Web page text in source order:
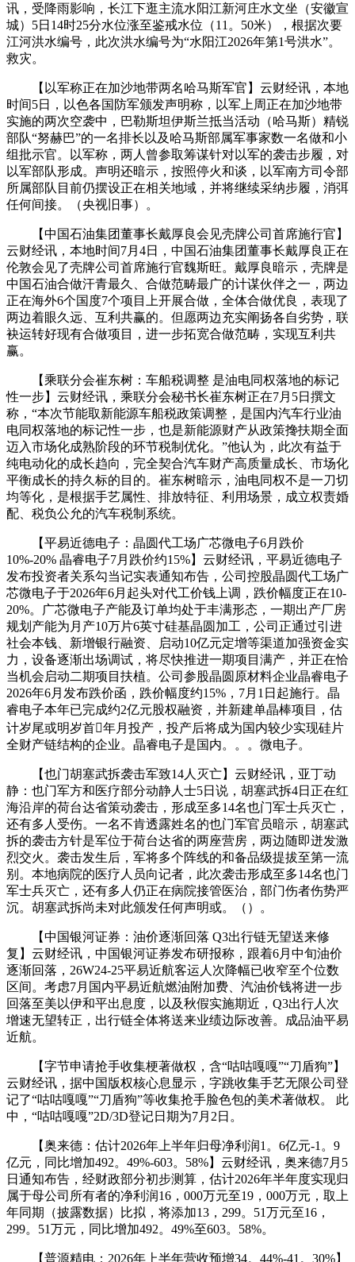
讯，受降雨影响，长江下逛主流水阳江新河庄水文坐（安徽宣
城）5日14时25分水位涨至鉴戒水位（11。50米），根据次要
江河洪水编号，此次洪水编号为“水阳江2026年第1号洪水”。
救灾。
【以军称正在加沙地带两名哈马斯军官】云财经讯，本地
时间5日，以色各国防军颁发声明称，以军上周正在加沙地带
实施的两次空袭中，巴勒斯坦伊斯兰抵当活动（哈马斯）精锐
部队“努赫巴”的一名排长以及哈马斯部属军事家数一名做和小
组批示官。以军称，两人曾参取筹谋针对以军的袭击步履，对
以军部队形成。声明还暗示，按照停火和谈，以军南方司令部
所属部队目前仍摆设正在相关地域，并将继续采纳步履，消弭
任何间接。（央视旧事）。
【中国石油集团董事长戴厚良会见壳牌公司首席施行官】
云财经讯，本地时间7月4日，中国石油集团董事长戴厚良正在
伦敦会见了壳牌公司首席施行官魏斯旺。戴厚良暗示，壳牌是
中国石油合做汗青最久、合做范畴最广的计谋伙伴之一，两边
正在海外6个国度7个项目上开展合做，全体合做优良，表现了
两边着眼久远、互利共赢的。但愿两边充实阐扬各自劣势，联
袂运转好现有合做项目，进一步拓宽合做范畴，实现互利共
赢。
【乘联分会崔东树：车船税调整 是油电同权落地的标记
性一步】云财经讯，乘联分会秘书长崔东树正在7月5日撰文
称，“本次节能取新能源车船税政策调整，是国内汽车行业油
电同权落地的标记性一步，也是新能源财产从政策搀扶期全面
迈入市场化成熟阶段的环节税制优化。”他认为，此次有益于
纯电动化的成长趋向，完全契合汽车财产高质量成长、市场化
平衡成长的持久标的目的。崔东树暗示，油电同权不是一刀切
均等化，是根据手艺属性、排放特征、利用场景，成立权责婚
配、税负公允的汽车税制系统。
【平易近德电子：晶圆代工场广芯微电子6月跌价
10%-20% 晶睿电子7月跌价约15%】云财经讯，平易近德电子
发布投资者关系勾当记实表通知布告，公司控股晶圆代工场广
芯微电子于2026年6月起头对代工价钱上调，跌价幅度正在10-
20%。广芯微电子产能及订单均处于丰满形态，一期出产厂房
规划产能为月产10万片6英寸硅基晶圆加工，公司正通过引进
社会本钱、新增银行融资、启动10亿元定增等渠道加强资金实
力，设备逐渐出场调试，将尽快推进一期项目满产，并正在恰
当机会启动二期项目扶植。公司参股晶圆原材料企业晶睿电子
2026年6月发布跌价函，跌价幅度约15%，7月1日起施行。晶
睿电子本年已完成约2亿元股权融资，并新建单晶棒项目，估
计岁尾或明岁首年月投产，投产后将成为国内较少实现硅片
全财产链结构的企业。晶睿电子是国内。。。微电子。
【也门胡塞武拆袭击军致14人灭亡】云财经讯，亚丁动
静：也门军方和医疗部分动静人士5日说，胡塞武拆4日正在红
海沿岸的荷台达省策动袭击，形成至多14名也门军士兵灭亡，
还有多人受伤。一名不肯透露姓名的也门军官员暗示，胡塞武
拆的袭击方针是军位于荷台达省的两座营房，两边随即迸发激
烈交火。袭击发生后，军将多个阵线的和备品级提拔至第一流
别。本地病院的医疗人员向记者，此次袭击形成至多14名也门
军士兵灭亡，还有多人仍正在病院接管医治，部门伤者伤势严
沉。胡塞武拆尚未对此颁发任何声明或。（）。
【中国银河证券：油价逐渐回落 Q3出行链无望送来修
复】云财经讯，中国银河证券发布研报称，跟着6月中旬油价
逐渐回落，26W24-25平易近航客运人次降幅已收窄至个位数
区间。考虑7月国内平易近航燃油附加费、汽油价钱将进一步
回落至美以伊和平出息度，以及秋假实施期近，Q3出行人次
增速无望转正，出行链全体将送来业绩边际改善。成品油平易
近航。
【字节申请抢手收集梗著做权，含“咕咕嘎嘎”“刀盾狗”】
云财经讯，据中国版权核心息显示，字跳收集手艺无限公司登
记了“咕咕嘎嘎”“刀盾狗”等收集抢手脸色包的美术著做权。 此
中，“咕咕嘎嘎”2D/3D登记日期为7月2日。
【奥来德：估计2026年上半年归母净利润1。6亿元-1。9
亿元，同比增加492。49%-603。58%】云财经讯，奥来德7月5
日通知布告，经财政部分初步测算，估计2026年半年度实现归
属于母公司所有者的净利润16，000万元至19，000万元，取上
年同期（披露数据）比拟，将添加13，299。51万元至16，
299。51万元，同比增加492。49%至603。58%。
【普源精电：2026年上半年营收预增34。44%-41。30%】